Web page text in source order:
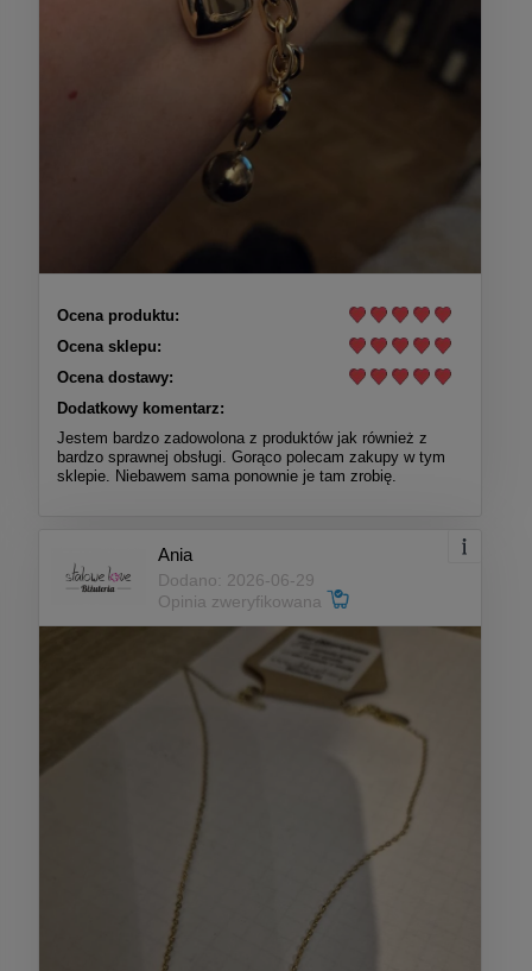
Ocena produktu:
Ocena sklepu:
Ocena dostawy:
Dodatkowy komentarz:
Jestem bardzo zadowolona z produktów jak również z
bardzo sprawnej obsługi. Gorąco polecam zakupy w tym
sklepie. Niebawem sama ponownie je tam zrobię.
Ania
Dodano: 2026-06-29
Opinia zweryfikowana